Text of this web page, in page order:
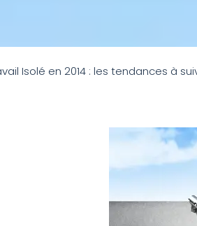
Isolé en 2014 : les tendances à